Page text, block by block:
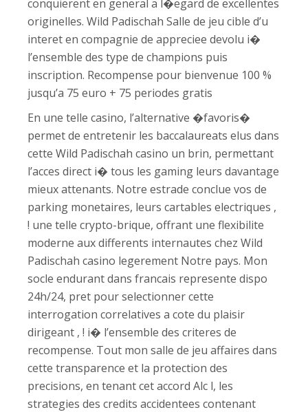
conquierent en general a l�egard de excellentes
originelles. Wild Padischah Salle de jeu cible d’u
interet en compagnie de appreciee devolu i�
l’ensemble des type de champions puis
inscription. Recompense pour bienvenue 100 %
jusqu’a 75 euro + 75 periodes gratis
En une telle casino, l’alternative �favoris�
permet de entretenir les baccalaureats elus dans
cette Wild Padischah casino un brin, permettant
l’acces direct i� tous les gaming leurs davantage
mieux attenants. Notre estrade conclue vos de
parking monetaires, leurs cartables electriques ,
! une telle crypto-brique, offrant une flexibilite
moderne aux differents internautes chez Wild
Padischah casino legerement Notre pays. Mon
socle endurant dans francais represente dispo
24h/24, pret pour selectionner cette
interrogation correlatives a cote du plaisir
dirigeant , ! i� l’ensemble des criteres de
recompense. Tout mon salle de jeu affaires dans
cette transparence et la protection des
precisions, en tenant cet accord Alc l, les
strategies des credits accidentees contenant